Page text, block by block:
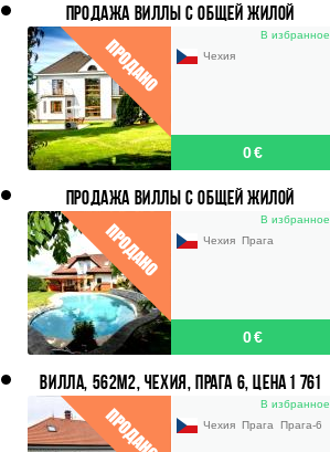
ПРОДАЖА ВИЛЛЫ С ОБЩЕЙ ЖИЛОЙ
ПЛОЩАДЬЮ 540 М2, УЧАСТОК 2 601
М2,ПРАГА-ЗАПАД
В избранное
Чехия
0 €
ПРОДАЖА ВИЛЛЫ С ОБЩЕЙ ЖИЛОЙ
ПЛОЩАДЬЮ 226 М2, УЧАСТОК 1 083 M2, ПРАГА
- VELKÉ PŘÍLEPY
В избранное
Чехия Прага
0 €
ВИЛЛА, 562М2, ЧЕХИЯ, ПРАГА 6, ЦЕНА 1 761
В избранное
Чехия Прага Прага-6